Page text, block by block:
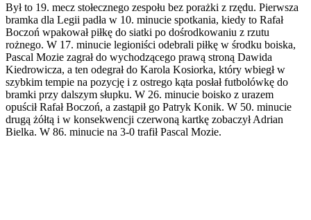
Był to 19. mecz stołecznego zespołu bez porażki z rzędu. Pierwsza
bramka dla Legii padła w 10. minucie spotkania, kiedy to Rafał
Boczoń wpakował piłkę do siatki po dośrodkowaniu z rzutu
rożnego. W 17. minucie legioniści odebrali piłkę w środku boiska,
Pascal Mozie zagrał do wychodzącego prawą stroną Dawida
Kiedrowicza, a ten odegrał do Karola Kosiorka, który wbiegł w
szybkim tempie na pozycję i z ostrego kąta posłał futbolówkę do
bramki przy dalszym słupku. W 26. minucie boisko z urazem
opuścił Rafał Boczoń, a zastąpił go Patryk Konik. W 50. minucie
drugą żółtą i w konsekwencji czerwoną kartkę zobaczył Adrian
Bielka. W 86. minucie na 3-0 trafił Pascal Mozie.